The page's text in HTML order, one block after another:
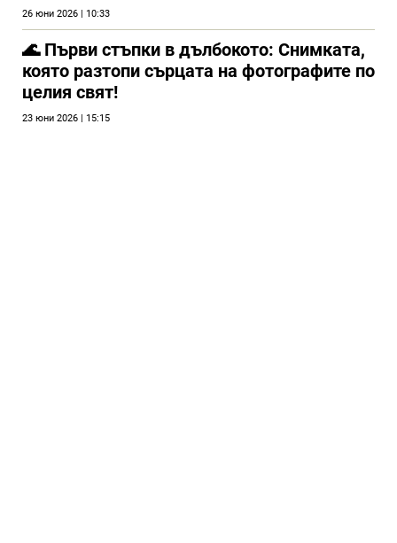
26 юни 2026 | 10:33
🌊 Първи стъпки в дълбокото: Снимката,
която разтопи сърцата на фотографите по
целия свят!
23 юни 2026 | 15:15